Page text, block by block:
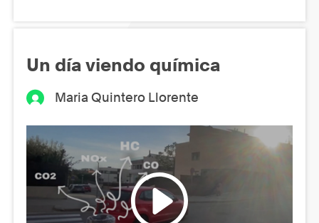
Un día viendo química
Maria Quintero Llorente